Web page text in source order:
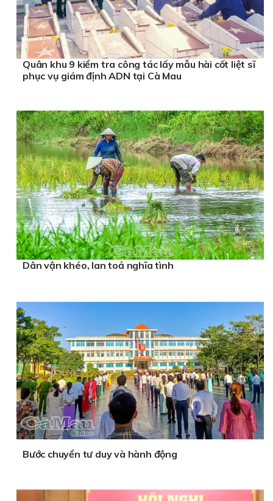
Quân khu 9 kiểm tra công tác lấy mẫu hài cốt liệt sĩ
phục vụ giám định ADN tại Cà Mau
Dân vận khéo, lan toả nghĩa tình
Bước chuyển tư duy và hành động